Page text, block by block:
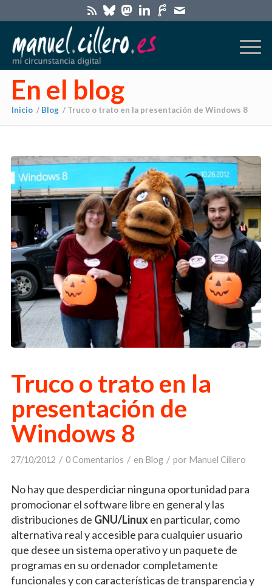
En el blog
Inicio / Blog / Truco o trato en la presentación de Windows 8
Truco o trato en la
presentación de
Windows 8
27/10/2012 / 0 Comentarios / en Blog / por Manuel Cillero
No hay que desperdiciar ninguna oportunidad para
promocionar el software libre en general y las
distribuciones de GNU/Linux en particular, como
alternativa real y accesible para cualquier usuario
que desee un sistema operativo y un paquete de
programas en su ordenador completamente
funcionales y con características de transparencia y